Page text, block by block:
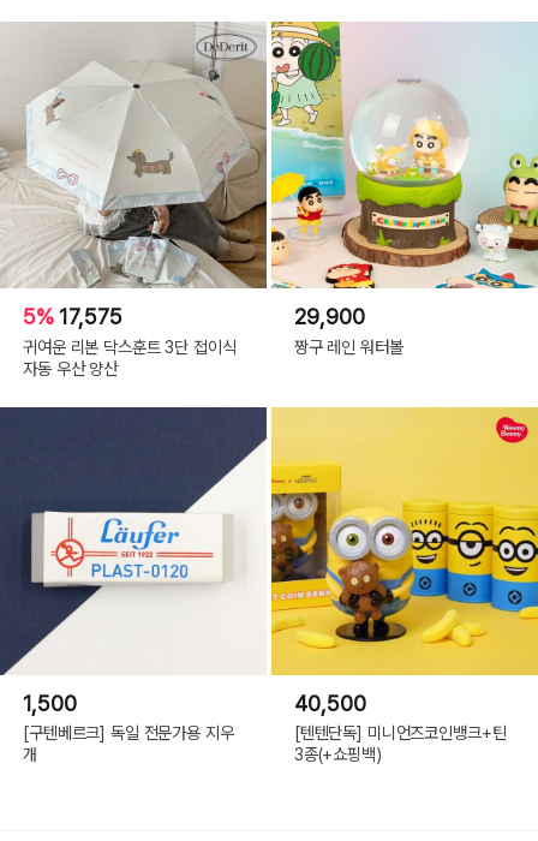
5% 17,575
귀여운 리본 닥스훈트 3단 접이식
자동 우산 양산
29,900
짱구 레인 워터볼
1,500
[구텐베르크] 독일 전문가용 지우
개
40,500
[텐텐단독] 미니언즈코인뱅크+틴
3종(+쇼핑백)